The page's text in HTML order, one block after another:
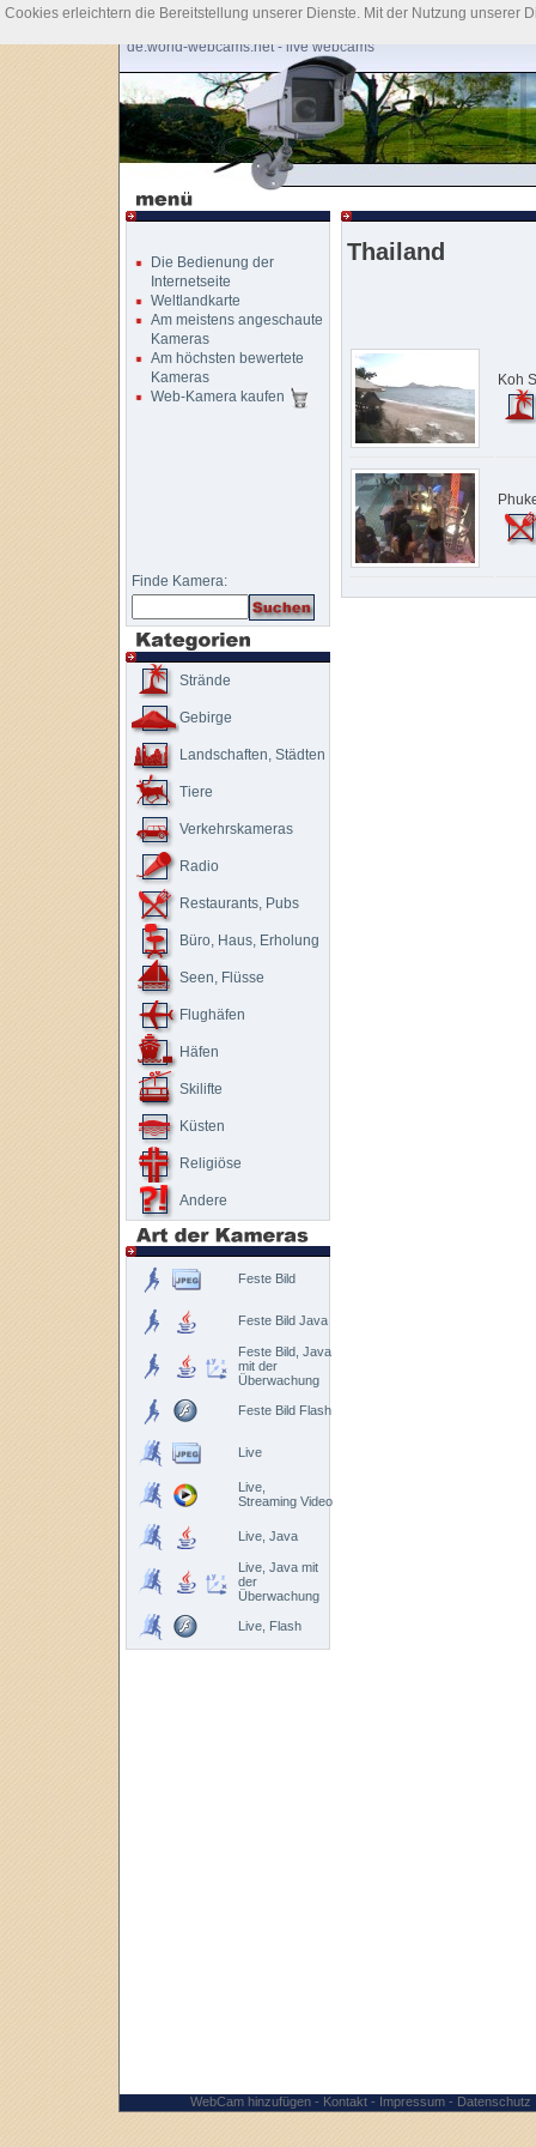
de.world-webcams.net - live webcams
Die Bedienung der
Internetseite
Weltlandkarte
Am meistens angeschaute
Kameras
Am höchsten bewertete
Kameras
Web-Kamera kaufen
Finde Kamera:
Strände
Gebirge
Landschaften, Städten
Tiere
Verkehrskameras
Radio
Restaurants, Pubs
Büro, Haus, Erholung
Seen, Flüsse
Flughäfen
Häfen
Skilifte
Küsten
Religiöse
Andere
Feste Bild
Feste Bild Java
Feste Bild, Java
mit der
Überwachung
Feste Bild Flash
Live
Live,
Streaming Video
Live, Java
Live, Java mit
der
Überwachung
Live, Flash
Thailand
Koh
WebCam hinzufügen- Kontakt- Impressum- Datenschutz
Cookies erleichtern die Bereitstellung unserer Dienste. Mit der Nutzung